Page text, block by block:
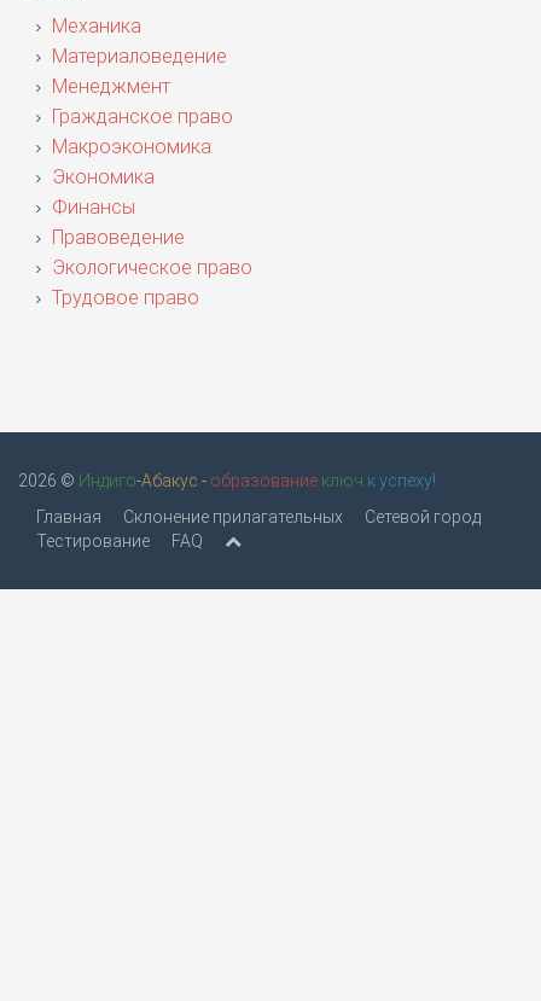
Механика
Материаловедение
Менеджмент
Гражданское право
Макроэкономика
Экономика
Финансы
Правоведение
Экологическое право
Трудовое право
2026 © Индиго-Абакус - образование ключ к успеху!
Главная
Склонение прилагательных
Сетевой город
Тестирование
FAQ